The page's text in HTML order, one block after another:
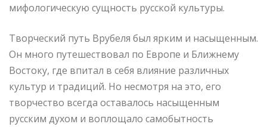
мифологическую сущность русской культуры.
Творческий путь Врубеля был ярким и насыщенным.
Он много путешествовал по Европе и Ближнему
Востоку, где впитал в себя влияние различных
культур и традиций. Но несмотря на это, его
творчество всегда оставалось насыщенным
русским духом и воплощало самобытность